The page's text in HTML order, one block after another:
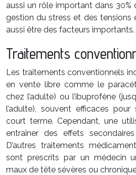
aussi un rôle important dans 30%
gestion du stress et des tensions
aussi être des facteurs importants.
Traitements
Les traitements conventionnels
en vente libre comme le
chez l’adulte) ou l’ibuprofène
l’adulte), souvent efficaces
court terme. Cependant, une
entraîner des effets
D’autres traitements
sont prescrits par un médecin
maux de tête sévères ou